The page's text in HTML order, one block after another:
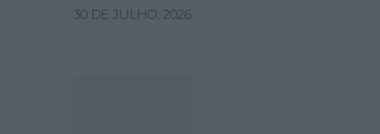
30 DE JULHO, 2026